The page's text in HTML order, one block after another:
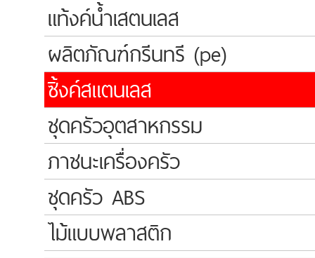
แท้งค์น้ำเสตนเลส
ผลิตภัณฑ์กรีนทรี (pe)
ซิ้งค์สแตนเลส
ชุดครัวอุตสาหกรรม
ภาชนะเครื่องครัว
ชุดครัว ABS
ไม้แบบพลาสติก